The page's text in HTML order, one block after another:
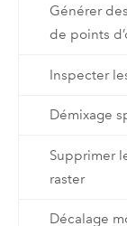
Générer
de points
Inspecter
Démixage
Supprimer
raster
Décalage